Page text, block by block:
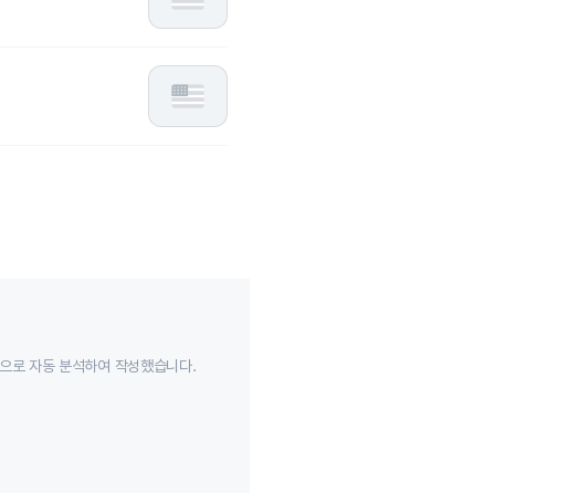
로 자동 분석하여 작성했습니다.